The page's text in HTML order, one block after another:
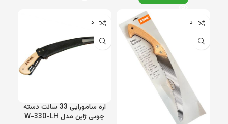
ناموجود ناموجود
اره سامورایی 33 سانت دسته
چوبی ژاپن مدل W-330-LH